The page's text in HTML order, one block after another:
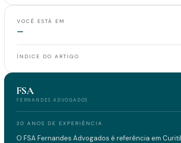
VOCÊ ESTÁ EM
—
ÍNDICE DO ARTIGO
FSA
FERNANDES ADVOGADOS
30 ANOS DE EXPERIÊNCIA
O FSA Fernandes Advogados é referência em